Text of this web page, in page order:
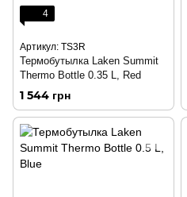
4
Артикул: TS3R
Термобутылка Laken Summit
Thermo Bottle 0.35 L, Red
1 544 грн